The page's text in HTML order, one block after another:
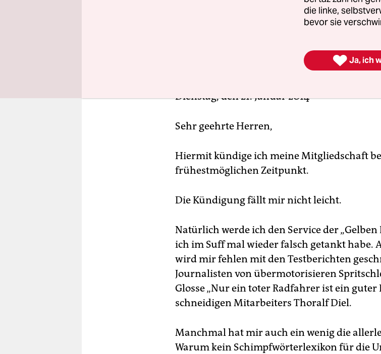
Betrifft: Austritt von Mitglieds-Nr.:
Dienstag, den 21. Januar 2014
Sehr geehrte Herren,
Hiermit kündige ich meine Mitgliedschaft
frühestmöglichen Zeitpunkt.
Die Kündigung fällt mir nicht leicht.
Natürlich werde ich den Service der
ich im Suff mal wieder falsch getankt habe.
wird mir fehlen mit den Testberichten
Journalisten von übermotorisieren
Glosse „Nur ein toter Radfahrer ist ein guter
schneidigen Mitarbeiters Thoralf Diel.
Manchmal hat mir auch ein wenig die
Warum kein Schimpfwörterlexikon für die
die linke,
bevor sie
 Ja, ich